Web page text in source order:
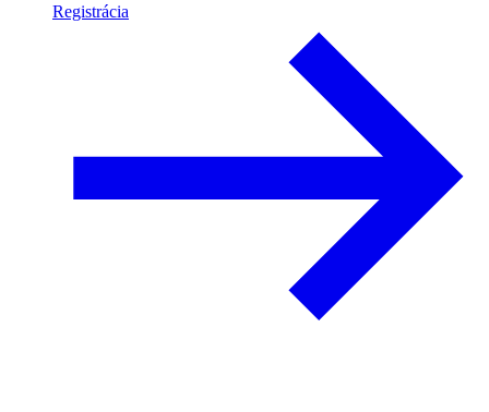
Registrácia